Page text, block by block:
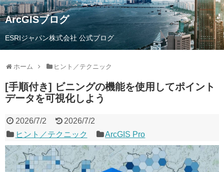
ArcGISブログ
ESRIジャパン株式会社 公式ブログ
ホーム ヒント／テクニック
[手順付き] ビニングの機能を使用してポイント
データを可視化しよう
2026/7/2
2026/7/2
ヒント／テクニック
ArcGIS Pro